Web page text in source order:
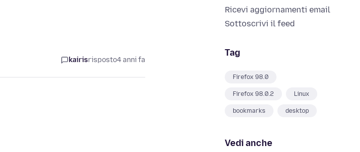
Ricevi aggiornamenti email
Sottoscrivi il feed
Tag
Firefox 98.0
Firefox 98.0.2 Linux
bookmarks desktop
Vedi anche
kairisrisposto4 anni fa